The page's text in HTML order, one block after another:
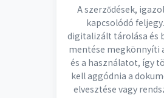
A szerződések,
kapcsolódó
digitalizált tárolása és
mentése megkönnyíti
és a használatot, így
kell aggódnia a
elvesztése vagy